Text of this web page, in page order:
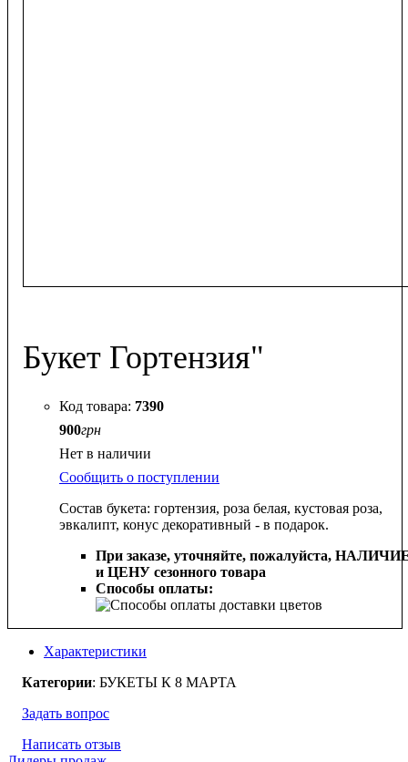
Букет Гортензия"
7390
900грн
Нет в наличии
Сообщить о поступлении
Состав букета: гортензия, роза белая, кустовая роза,
эвкалипт, конус декоративный - в подарок.
При заказе, уточняйте, пожалуйста,
и ЦЕНУ сезонного товара
Способы оплаты:
Характеристики
Категории: БУКЕТЫ К 8 МАРТА
Задать вопрос
Написать отзыв